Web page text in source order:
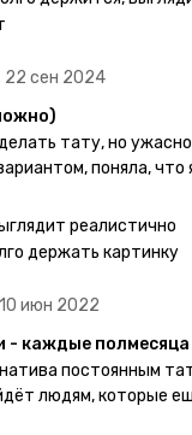
заказывать ещё))
и в случае если
нужно.
22 сен 2024
тату, но
поняла, что
благодарю,
смог сделать тату в
реалистично
держать картинку
10 июн 2022
- каждые полмесяца
постоянным
людям, которые
на всю жизнь -